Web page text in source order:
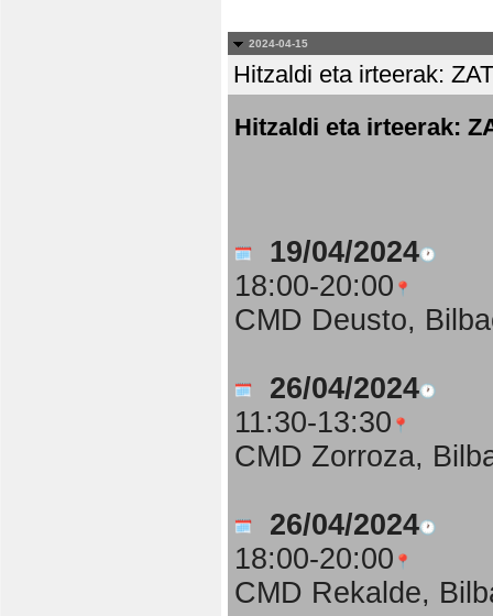
2024-04-15
Hitzaldi eta irteerak:
Hitzaldi eta irteerak:
19/04/2024
18:00-20:00
CMD Deusto,
26/04/2024
11:30-13:30
CMD Zorroza,
26/04/2024
18:00-20:00
CMD Rekalde,